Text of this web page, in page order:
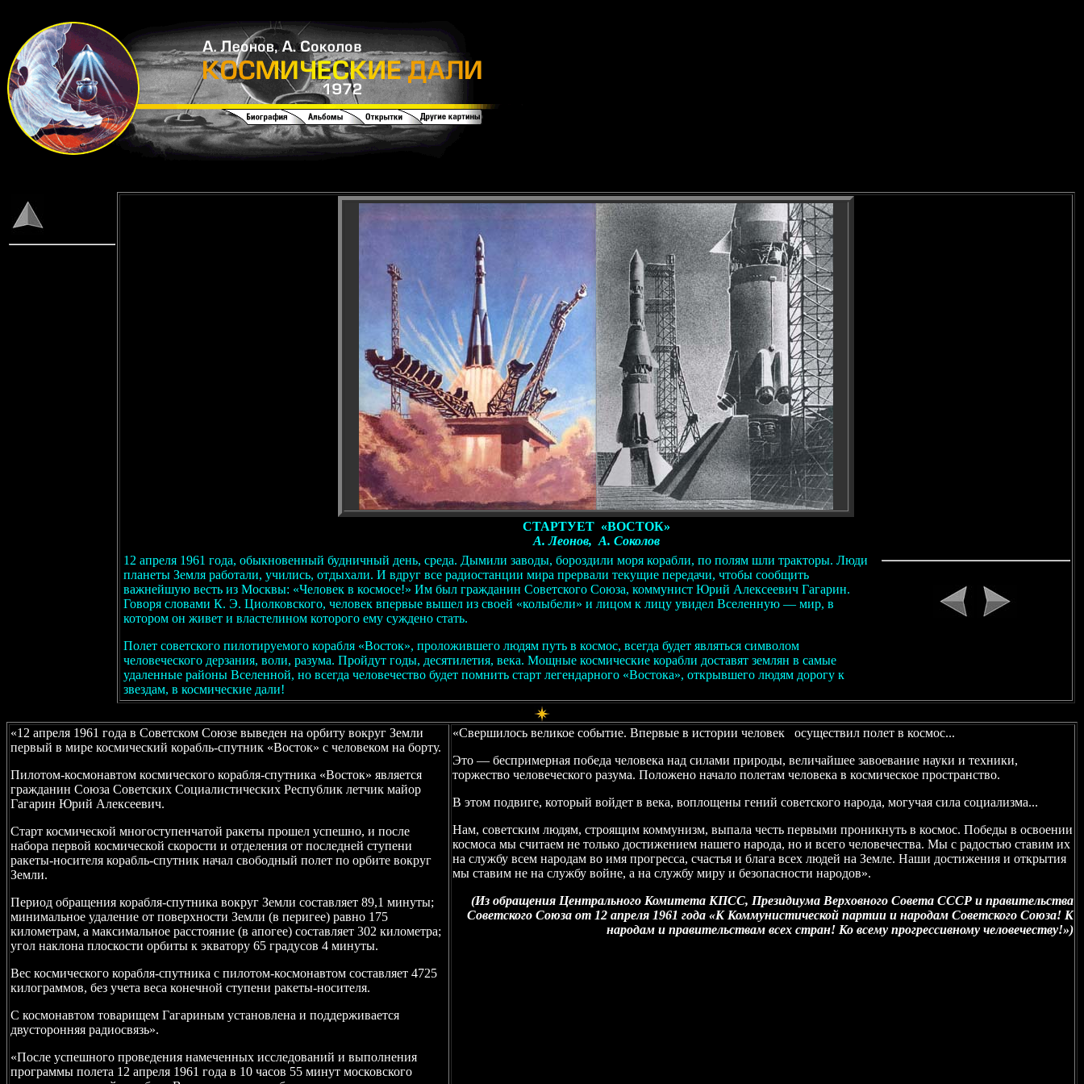
СТАРТУЕТ «ВОСТОК»
А. Леонов, А. Соколов
12 апреля 1961 года, обыкновенный будничный день, среда. Дымили заводы, бороздили моря корабли, по полям шли тракторы. Люди
планеты Земля работали, учились, отдыхали. И вдруг все радиостанции мира прервали текущие передачи, чтобы сообщить
важнейшую весть из Москвы: «Человек в космосе!» Им был гражданин Советского Союза, коммунист Юрий Алексеевич Гагарин.
Говоря словами К. Э. Циолковского, человек впервые вышел из своей «колыбели» и лицом к лицу увидел Вселенную — мир, в
котором он живет и властелином которого ему суждено стать.
Полет советского пилотируемого корабля «Восток», проложившего людям путь в космос, всегда будет являться символом
человеческого дерзания, воли, разума. Пройдут годы, десятилетия, века. Мощные космические корабли доставят землян в самые
удаленные районы Вселенной, но всегда человечество будет помнить старт легендарного «Востока», открывшего людям дорогу к
звездам, в космические дали!
«12 апреля 1961 года в Советском Союзе выведен на орбиту вокруг Земли
первый в мире космический корабль-спутник «Восток» с человеком на борту.
Пилотом-космонавтом космического корабля-спутника «Восток» является
гражданин Союза Советских Социалистических Республик летчик майор
Гагарин Юрий Алексеевич.
Старт космической многоступенчатой ракеты прошел успешно, и после
набора первой космической скорости и отделения от последней ступени
ракеты-носителя корабль-спутник начал свободный полет по орбите вокруг
Земли.
Период обращения корабля-спутника вокруг Земли составляет 89,1 минуты;
минимальное удаление от поверхности Земли (в перигее) равно 175
километрам, а максимальное расстояние (в апогее) составляет 302 километра;
угол наклона плоскости орбиты к экватору 65 градусов 4 минуты.
Вес космического корабля-спутника с пилотом-космонавтом составляет 4725
килограммов, без учета веса конечной ступени ракеты-носителя.
С космонавтом товарищем Гагариным установлена и поддерживается
двусторонняя радиосвязь».
«После успешного проведения намеченных исследований и выполнения
программы полета 12 апреля 1961 года в 10 часов 55 минут московского
«Свершилось великое событие. Впервые в истории человек осуществил полет в космос...
Это — беспримерная победа человека над силами природы, величайшее завоевание науки и техники,
торжество человеческого разума. Положено начало полетам человека в космическое пространство.
В этом подвиге, который войдет в века, воплощены гений советского народа, могучая сила социализма...
Нам, советским людям, строящим коммунизм, выпала честь первыми проникнуть в космос. Победы в освоении
космоса мы считаем не только достижением нашего народа, но и всего человечества. Мы с радостью ставим их
на службу всем народам во имя прогресса, счастья и блага всех людей на Земле. Наши достижения и открытия
мы ставим не на службу войне, а на службу миру и безопасности народов».
(Из обращения Центрального Комитета КПСС, Президиума Верховного Совета СССР и правительства
Советского Союза от 12 апреля 1961 года «К Коммунистической партии и народам Советского Союза! К
народам и правительствам всех стран! Ко всему прогрессивному человечеству!»)